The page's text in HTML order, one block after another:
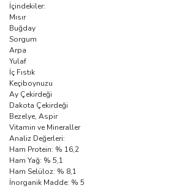
İçindekiler:
Mısır
Buğday
Sorgum
Arpa
Yulaf
İç Fıstık
Keçiboynuzu
Ay Çekirdeği
Dakota Çekirdeği
Bezelye, Aspir
Vitamin ve Mineraller
Analiz Değerleri:
Ham Protein: % 16,2
Ham Yağ: % 5,1
Ham Selüloz: % 8,1
İnorganik Madde: % 5